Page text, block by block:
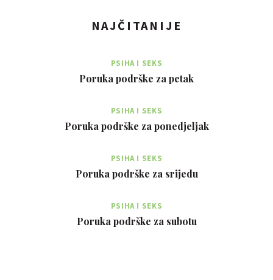
NAJČITANIJE
PSIHA I SEKS
Poruka podrške za petak
PSIHA I SEKS
Poruka podrške za ponedjeljak
PSIHA I SEKS
Poruka podrške za srijedu
PSIHA I SEKS
Poruka podrške za subotu